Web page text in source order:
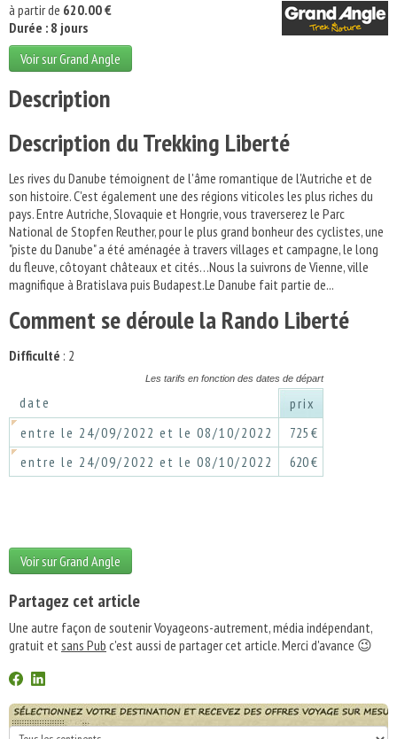
à partir de 620.00 €
Durée : 8 jours
Voir sur Grand Angle
Description
Description du Trekking Liberté
Les rives du Danube témoignent de l'âme romantique de l'Autriche et de
son histoire. C'est également une des régions viticoles les plus riches du
pays. Entre Autriche, Slovaquie et Hongrie, vous traverserez le Parc
National de Stopfen Reuther, pour le plus grand bonheur des cyclistes, une
"piste du Danube" a été aménagée à travers villages et campagne, le long
du fleuve, côtoyant châteaux et cités…Nous la suivrons de Vienne, ville
magnifique à Bratislava puis Budapest.Le Danube fait partie de...
Comment se déroule la Rando Liberté
Difficulté : 2
Les tarifs en fonction des dates de départ
date
prix
entre le 24/09/2022 et le 08/10/2022
725 €
entre le 24/09/2022 et le 08/10/2022
620 €
Voir sur Grand Angle
Partagez cet article
Une autre façon de soutenir Voyageons-autrement, média indépendant,
gratuit etsans Pub c'est aussi de partager cet article. Merci d'avance 😉